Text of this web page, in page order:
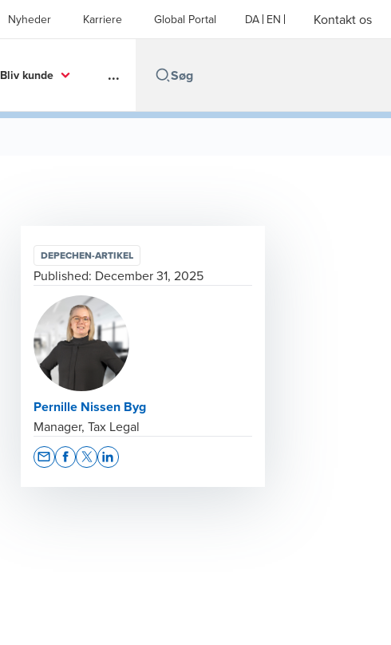
Nyheder Karriere Global Portal DA EN Kontakt os
Bliv kunde ...
DEPECHEN-ARTIKEL
Published: December 31, 2025
Pernille Nissen Byg
Manager, Tax Legal